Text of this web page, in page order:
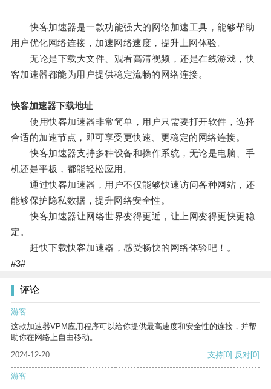
快客加速器是一款功能强大的网络加速工具，能够帮助
用户优化网络连接，加速网络速度，提升上网体验。
无论是下载大文件、观看高清视频，还是在线游戏，快
客加速器都能为用户提供稳定流畅的网络连接。
快客加速器下载地址
使用快客加速器非常简单，用户只需要打开软件，选择
合适的加速节点，即可享受更快速、更稳定的网络连接。
快客加速器支持多种设备和操作系统，无论是电脑、手
机还是平板，都能轻松应用。
通过快客加速器，用户不仅能够快速访问各种网站，还
能够保护隐私数据，提升网络安全性。
快客加速器让网络世界变得更近，让上网变得更快更稳
定。
赶快下载快客加速器，感受畅快的网络体验吧！。
#3#
评论
游客
这款加速器VPM应用程序可以给你提供最高速度和安全性的连接，并帮
助你在网络上自由移动。
2024-12-20
支持[0] 反对[0]
游客